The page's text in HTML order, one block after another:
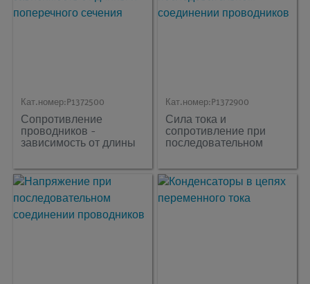
Кат.номер: P1372500
Сопротивление
проводников -
зависимость от длины
Кат.номер: P1372900
Сила тока и
сопротивление при
последовательном
проводников